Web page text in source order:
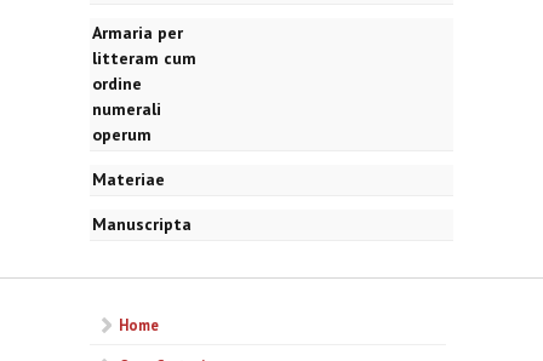
Armaria per
litteram cum
ordine
numerali
operum
Materiae
Manuscripta
Home